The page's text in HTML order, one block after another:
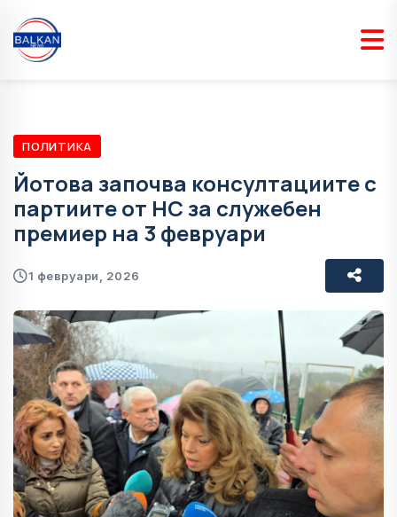
ПОЛИТИКА
Йотова започва консултациите с
партиите от НС за служебен
премиер на 3 февруари
1 февруари, 2026